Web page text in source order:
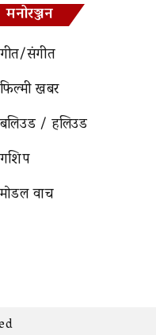
मनोरञ्जन
गीत/संगीत
फिल्मी खबर
बलिउड / हलिउड
गशिप
माेडल वाच